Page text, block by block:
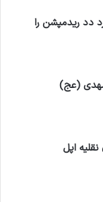
دد ریدمپشن را
(عج)
اپل